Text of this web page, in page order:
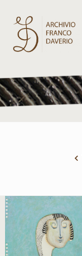
Archivio
Franco
Daverio
critici
Contatti